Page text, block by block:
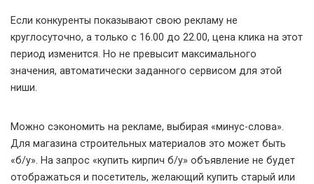
Если конкуренты показывают свою рекламу не
круглосуточно, а только с 16.00 до 22.00, цена клика на этот
период изменится. Но не превысит максимального
значения, автоматически заданного сервисом для этой
ниши.
Можно сэкономить на рекламе, выбирая «минус-слова».
Для магазина строительных материалов это может быть
«б/у». На запрос «купить кирпич б/у» объявление не будет
отображаться и посетитель, желающий купить старый или